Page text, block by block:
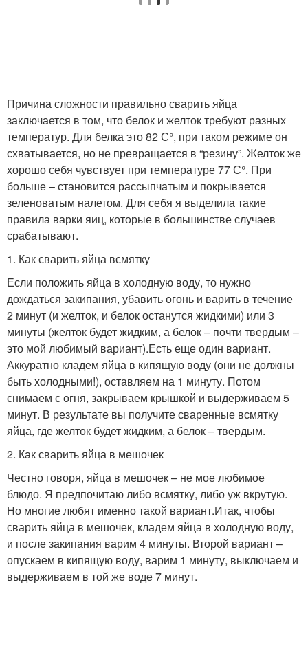
Причина сложности правильно сварить яйца
заключается в том, что белок и желток требуют разных
температур. Для белка это 82 С°, при таком режиме он
схватывается, но не превращается в “резину”. Желток же
хорошо себя чувствует при температуре 77 С°. При
больше – становится рассыпчатым и покрывается
зеленоватым налетом. Для себя я выделила такие
правила варки яиц, которые в большинстве случаев
срабатывают.
1. Как сварить яйца всмятку
Если положить яйца в холодную воду, то нужно
дождаться закипания, убавить огонь и варить в течение
2 минут (и желток, и белок останутся жидкими) или 3
минуты (желток будет жидким, а белок – почти твердым –
это мой любимый вариант).Есть еще один вариант.
Аккуратно кладем яйца в кипящую воду (они не должны
быть холодными!), оставляем на 1 минуту. Потом
снимаем с огня, закрываем крышкой и выдерживаем 5
минут. В результате вы получите сваренные всмятку
яйца, где желток будет жидким, а белок – твердым.
2. Как сварить яйца в мешочек
Честно говоря, яйца в мешочек – не мое любимое
блюдо. Я предпочитаю либо всмятку, либо уж вкрутую.
Но многие любят именно такой вариант.Итак, чтобы
сварить яйца в мешочек, кладем яйца в холодную воду,
и после закипания варим 4 минуты. Второй вариант –
опускаем в кипящую воду, варим 1 минуту, выключаем и
выдерживаем в той же воде 7 минут.